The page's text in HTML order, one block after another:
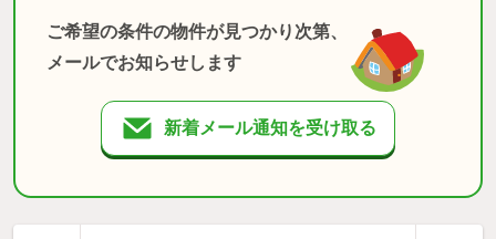
ご希望の条件の物件が見つかり次第、
メールでお知らせします
新着メール通知を受け取る